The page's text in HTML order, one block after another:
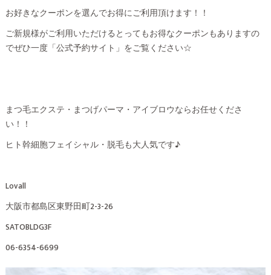
お好きなクーポンを選んでお得にご利用頂けます！！
ご新規様がご利用いただけるとってもお得なクーポンもありますの
でぜひ一度「公式予約サイト」をご覧ください☆
まつ毛エクステ・まつげパーマ・アイブロウならお任せくださ
い！！
ヒト幹細胞フェイシャル・脱毛も大人気です♪
Lovall
大阪市都島区東野田町2-3-26
SATOBLDG3F
06-6354-6699